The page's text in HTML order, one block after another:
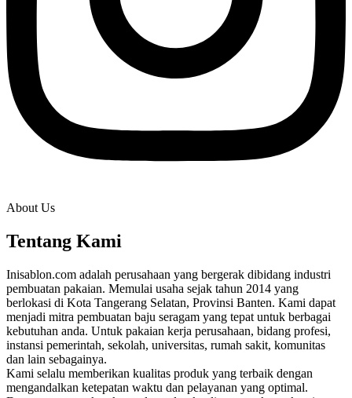
About Us
Tentang Kami
Inisablon.com adalah perusahaan yang bergerak dibidang industri
pembuatan pakaian. Memulai usaha sejak tahun 2014 yang
berlokasi di Kota Tangerang Selatan, Provinsi Banten. Kami dapat
menjadi mitra pembuatan baju seragam yang tepat untuk berbagai
kebutuhan anda. Untuk pakaian kerja perusahaan, bidang profesi,
instansi pemerintah, sekolah, universitas, rumah sakit, komunitas
dan lain sebagainya.
Kami selalu memberikan kualitas produk yang terbaik dengan
mengandalkan ketepatan waktu dan pelayanan yang optimal.